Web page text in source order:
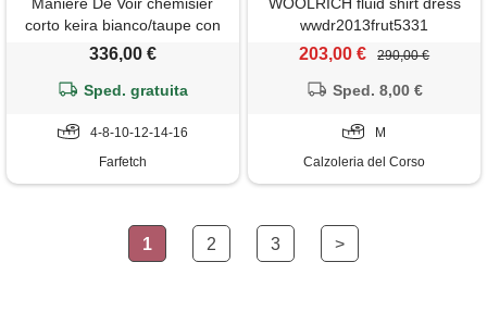
corto keira bianco/taupe con
strato stile corsetto
336,00 €
Sped. gratuita
4-8-10-12-14-16
Farfetch
wwdr2013frut5331
203,00 € 290,00 €
Sped. 8,00 €
M
Calzoleria del Corso
1 2 3 >